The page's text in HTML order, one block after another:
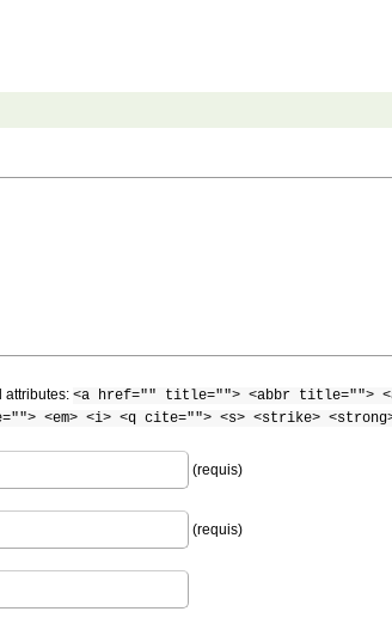
attributes:<a href="" title=""> <abbr title="">
<em> <i> <q cite=""> <s> <strike>
(requis)
(requis)